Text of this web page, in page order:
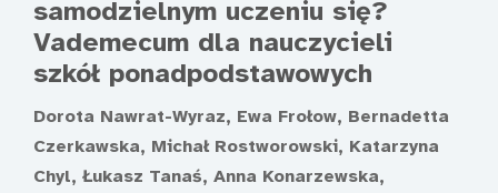
samodzielnym uczeniu się?
Vademecum dla nauczycieli
szkół ponadpodstawowych
Dorota Nawrat-Wyraz, Ewa Frołow, Bernadetta
Czerkawska, Michał Rostworowski, Katarzyna
Chyl, Łukasz Tanaś, Anna Konarzewska,